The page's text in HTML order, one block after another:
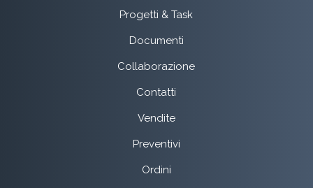
Progetti & Task
Documenti
Collaborazione
Contatti
Vendite
Preventivi
Ordini